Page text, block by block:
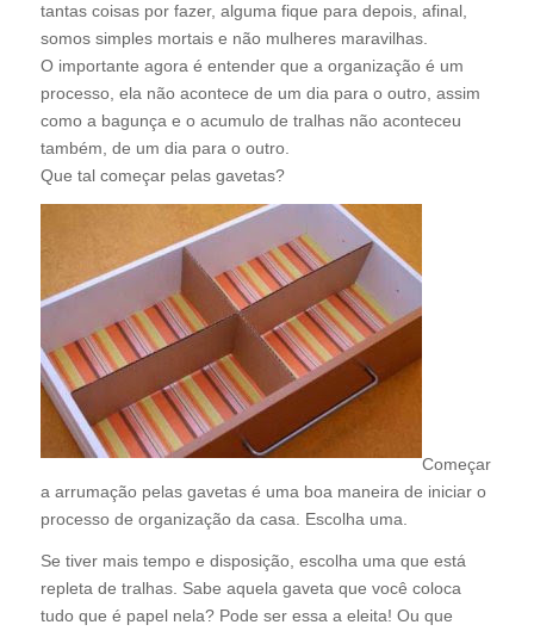
tantas coisas por fazer, alguma fique para depois, afinal,
somos simples mortais e não mulheres maravilhas.
O importante agora é entender que a organização é um
processo, ela não acontece de um dia para o outro, assim
como a bagunça e o acumulo de tralhas não aconteceu
também, de um dia para o outro.
Que tal começar pelas gavetas?
Começar
a arrumação pelas gavetas é uma boa maneira de iniciar o
processo de organização da casa. Escolha uma.
Se tiver mais tempo e disposição, escolha uma que está
repleta de tralhas. Sabe aquela gaveta que você coloca
tudo que é papel nela? Pode ser essa a eleita! Ou que